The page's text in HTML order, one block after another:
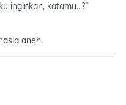
inginkan, katamu...?”
aneh.